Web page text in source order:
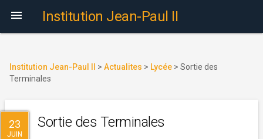
 Institution Jean-Paul II
Institution Jean-Paul II > Actualites > Lycée > Sortie des
Terminales
23
JUIN
Sortie des Terminales